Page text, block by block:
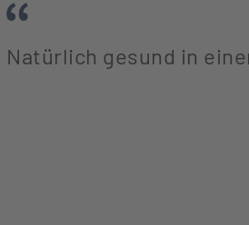
Natürlich gesund in